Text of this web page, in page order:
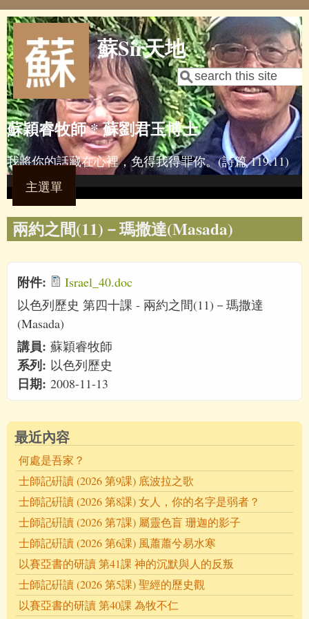
Skip to main content
蘇Sir天地
Search form
Search
蘇穎睿牧師 * 蘇劉君玉博士
我將你的話藏在心裡，免得我得罪你。(詩篇 119:11)
主選單
兩約之間(11)－瑪撒達(Masada)
附件:
Israel_40.doc
以色列歷史 第四十課 - 兩約之間(11)－瑪撒達
(Masada)
講員: 蘇穎睿牧師
系列: 以色列歷史
日期: 2008-11-13
最近內容
何處是吾家？
士師記硏讀 (2026 第9課) 底波拉之歌
士師記硏讀 (2026 第8課) 女人，你的名字是弱者？
士師記硏讀 (2026 第7課) 屬靈色盲 珊迦的影子
士師記硏讀 (2026 第6課) 風蕭蕭兮易水寒
以賽亞書的研讀 第41課 神的沉默與人的反叛
士師記硏讀 (2026 第5課) 聖經的歷史觀
以賽亞書的研讀 第40課 為牧不仁